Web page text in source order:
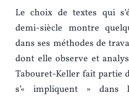
Le choix de textes qui
demi-siècle montre
dans ses méthodes de
dont elle observe et
Tabouret-Keller fait partie
s’« impliquent » dans